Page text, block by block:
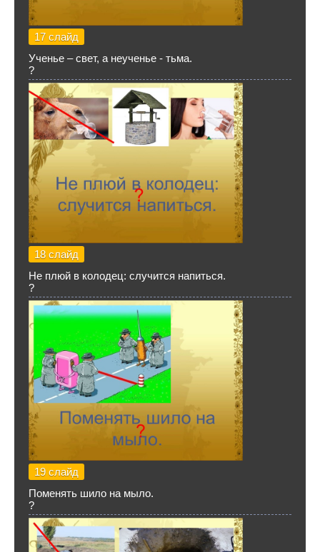
17 слайд
Ученье – свет, а неученье - тьма.
?
18 слайд
Не плюй в колодец: случится напиться.
?
19 слайд
Поменять шило на мыло.
?